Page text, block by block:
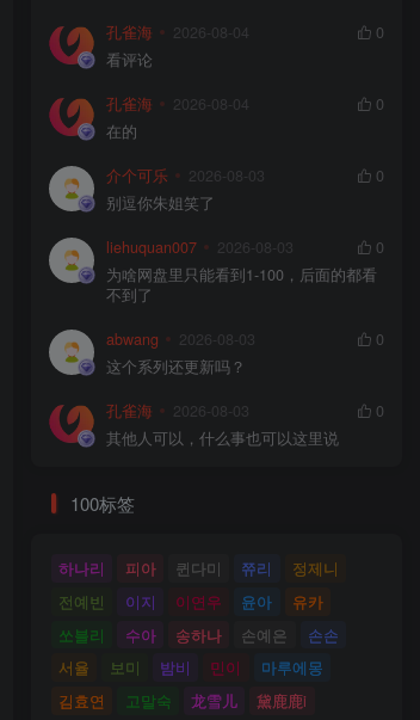
孔雀海 2026-08-04
0
看评论
孔雀海 2026-08-04
0
在的
介个可乐 2026-08-03
0
别逗你朱姐笑了
liehuquan007 2026-08-03
0
为啥网盘里只能看到1-100，后面的都看
不到了
abwang 2026-08-03
0
这个系列还更新吗？
孔雀海 2026-08-03
0
其他人可以，什么事也可以这里说
100标签
하나리 피아 퀸다미 쮸리
정제니
전예빈
이지 이연우 윤아
유카
쏘블리
수아 송하나 손예은
손손
서율
보미 밤비 민이
마루에몽
김효연
고말숙 龙雪儿
黛鹿鹿i